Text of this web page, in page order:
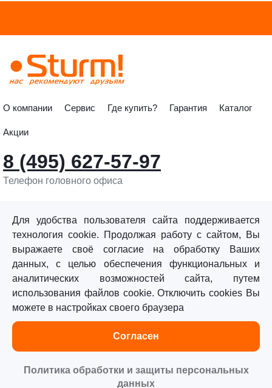
О компании Сервис Где купить? Гарантия Каталог
Акции
8 (495) 627-57-97
Телефон головного офиса
©«Sturm!» 2011–2026 ®
Все права защищены.
Политика обработки персональных данных
Для удобства пользователя сайта поддерживается
технология cookie. Продолжая работу с сайтом, Вы
выражаете своё согласие на обработку Ваших
данных, с целью обеспечения функциональных и
аналитических возможностей сайта, путем
использования файлов cookie. Отключить cookies Вы
можете в настройках своего браузера
Согласен
Политика обработки и защиты персональных
данных